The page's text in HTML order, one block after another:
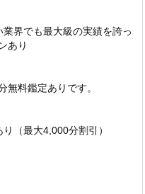
界でも最大級の実績を誇っ
あり
無料鑑定ありです。
（最大4,000分割引）